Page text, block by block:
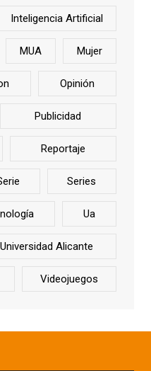
Inteligencia Artificial
MUA Mujer
Opinión
Publicidad
Reportaje
Series
Ua
Universidad Alicante
Videojuegos